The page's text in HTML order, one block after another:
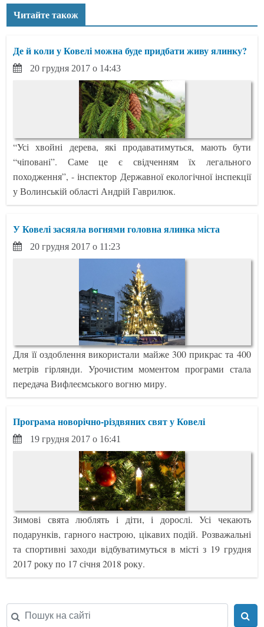
Читайте також
Де й коли у Ковелі можна буде придбати живу ялинку?
20 грудня 2017 о 14:43
“Усі хвойні дерева, які продаватимуться, мають бути
“чіповані”. Саме це є свідченням їх легального
походження”, - інспектор Державної екологічної інспекції
у Волинській області Андрій Гаврилюк.
У Ковелі засяяла вогнями головна ялинка міста
20 грудня 2017 о 11:23
Для її оздоблення використали майже 300 прикрас та 400
метрів гірлянди. Урочистим моментом програми стала
передача Вифлеємського вогню миру.
Програма новорічно-різдвяних свят у Ковелі
19 грудня 2017 о 16:41
Зимові свята люблять і діти, і дорослі. Усі чекають
подарунків, гарного настрою, цікавих подій. Розважальні
та спортивні заходи відбуватимуться в місті з 19 грудня
2017 року по 17 січня 2018 року.